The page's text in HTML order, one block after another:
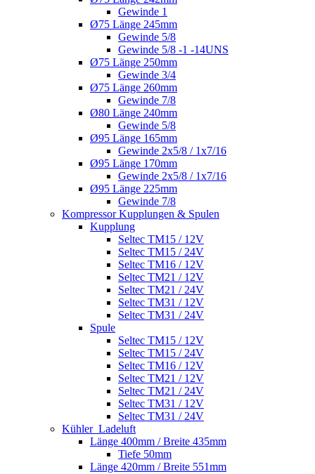
Gewinde 1
Ø75 Länge 245mm
Gewinde 5/8
Gewinde 5/8 -1 -14UNS
Ø75 Länge 250mm
Gewinde 3/4
Ø75 Länge 260mm
Gewinde 7/8
Ø80 Länge 240mm
Gewinde 5/8
Ø95 Länge 165mm
Gewinde 2x5/8 / 1x7/16
Ø95 Länge 170mm
Gewinde 2x5/8 / 1x7/16
Ø95 Länge 225mm
Gewinde 7/8
Kompressor Kupplungen & Spulen
Kupplung
Seltec TM15 / 12V
Seltec TM15 / 24V
Seltec TM16 / 12V
Seltec TM21 / 12V
Seltec TM21 / 24V
Seltec TM31 / 12V
Seltec TM31 / 24V
Spule
Seltec TM15 / 12V
Seltec TM15 / 24V
Seltec TM16 / 12V
Seltec TM21 / 12V
Seltec TM21 / 24V
Seltec TM31 / 12V
Seltec TM31 / 24V
Kühler_Ladeluft
Länge 400mm / Breite 435mm
Tiefe 50mm
Länge 420mm / Breite 551mm